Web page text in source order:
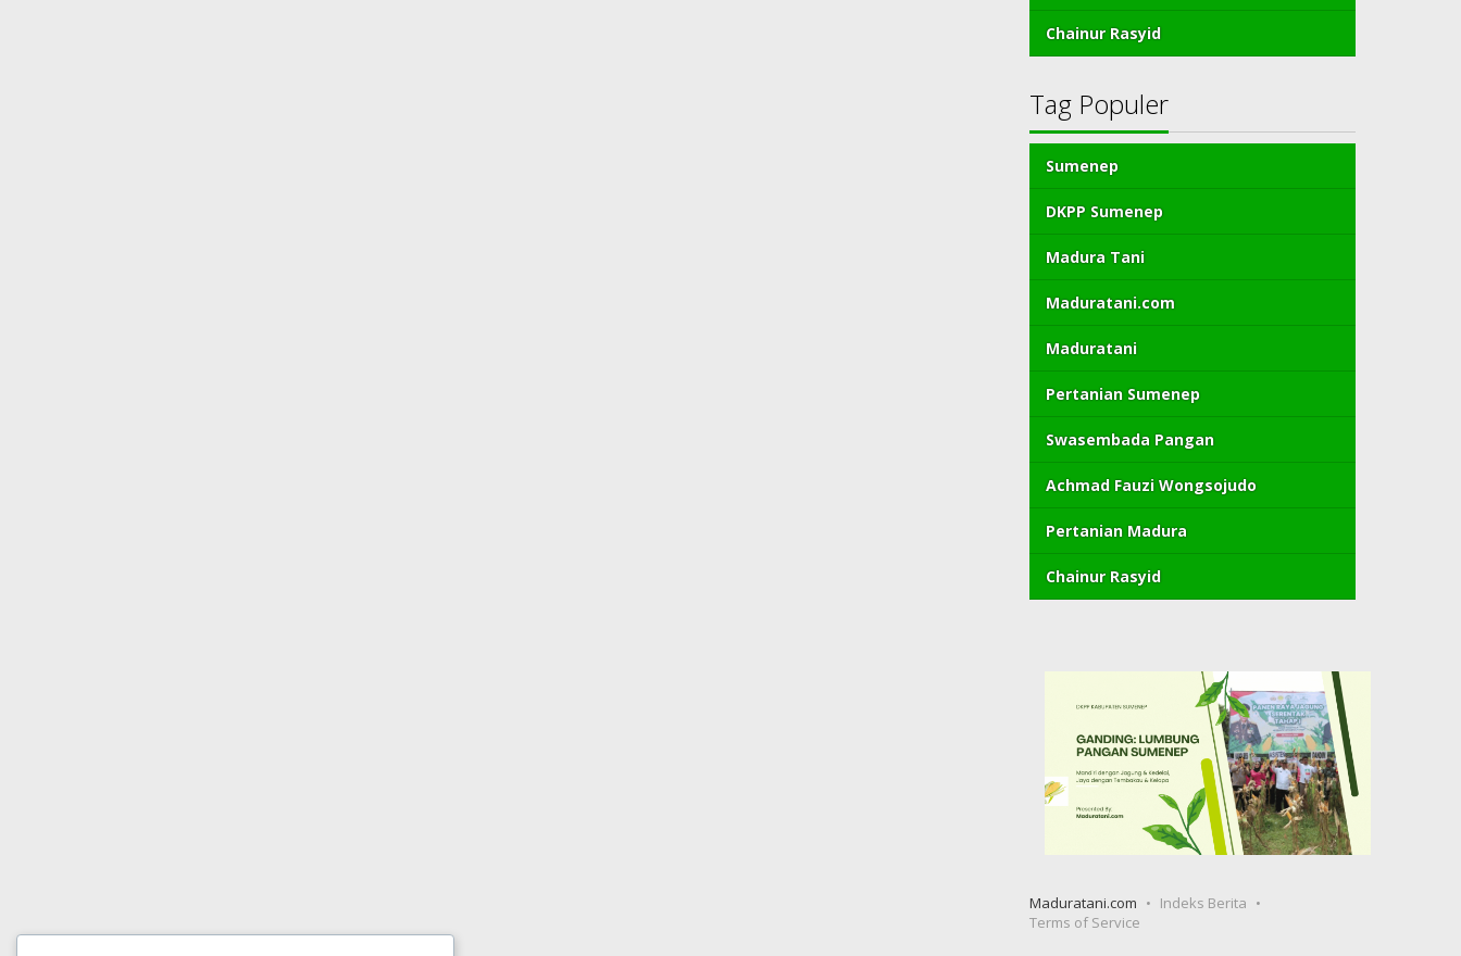
Chainur Rasyid
Tag Populer
Sumenep
DKPP Sumenep
Madura Tani
Maduratani.com
Maduratani
Pertanian Sumenep
Swasembada Pangan
Achmad Fauzi Wongsojudo
Pertanian Madura
Chainur Rasyid
Maduratani.com
Indeks Berita
Terms of Service